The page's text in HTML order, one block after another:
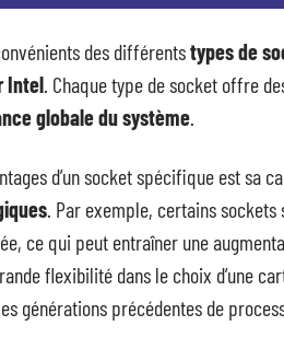
des différentstypes de
Intel. Chaque type de socket offre
globale du système.
d’un socket spécifique est sa
. Par exemple, certains
ce qui peut entraîner une
flexibilité dans le choix d’une
générations précédentes de